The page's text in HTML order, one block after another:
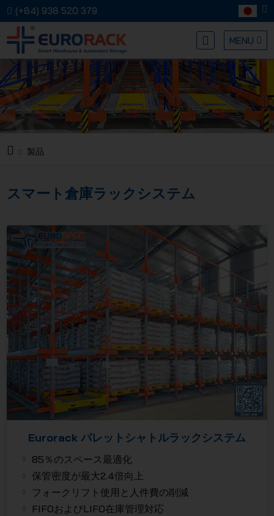
(+84) 938 520 379
MENU
メカニカ
ルJSC
製品
スマート倉庫ラックシステム
Eurorack パレットシャトルラックシステム
85％のスペース最適化
保管密度が最大2.4倍向上
フォークリフト使用と人件費の削減
FIFOおよびLIFO在庫管理対応